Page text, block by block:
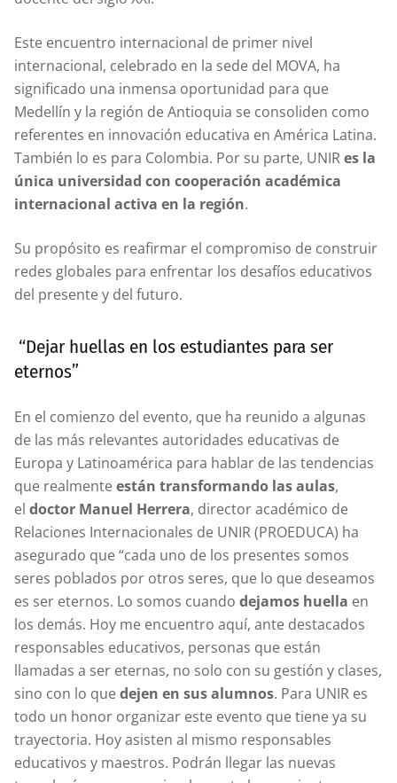
Este encuentro internacional de primer nivel
internacional, celebrado en la sede del MOVA, ha
significado una inmensa oportunidad para que
Medellín y la región de Antioquia se consoliden como
referentes en innovación educativa en América Latina.
También lo es para Colombia. Por su parte, UNIRes la
única universidad con cooperación académica
internacional activa en la región.
Su propósito es reafirmar el compromiso de construir
redes globales para enfrentar los desafíos educativos
del presente y del futuro.
“Dejar huellas en los estudiantes para ser
eternos”
En el comienzo del evento, que ha reunido a algunas
de las más relevantes autoridades educativas de
Europa y Latinoamérica para hablar de las tendencias
que realmenteestán transformando las aulas,
el doctor Manuel Herrera, director académico de
Relaciones Internacionales de UNIR (PROEDUCA) ha
asegurado que “cada uno de los presentes somos
seres poblados por otros seres, que lo que deseamos
es ser eternos. Lo somos cuando dejamos huella en
los demás. Hoy me encuentro aquí, ante destacados
responsables educativos, personas que están
llamadas a ser eternas, no solo con su gestión y clases,
sino con lo quedejen en sus alumnos. Para UNIR es
todo un honor organizar este evento que tiene ya su
trayectoria. Hoy asisten al mismo responsables
educativos y maestros. Podrán llegar las nuevas